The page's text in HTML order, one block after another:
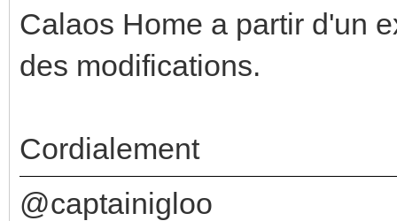
Calaos Home a partir d'un
des modifications.
Cordialement
@captainigloo